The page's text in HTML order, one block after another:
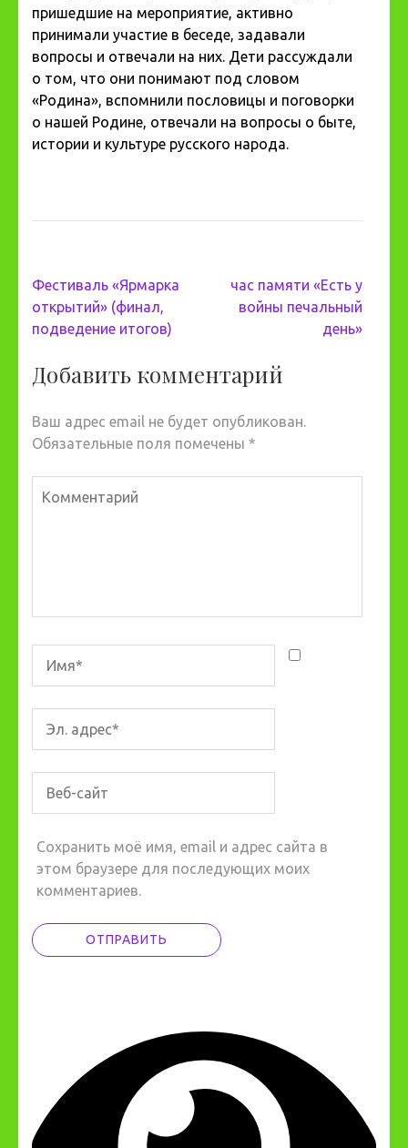
пришедшие на мероприятие, активно
принимали участие в беседе, задавали
вопросы и отвечали на них. Дети рассуждали
о том, что они понимают под словом
«Родина», вспомнили пословицы и поговорки
о нашей Родине, отвечали на вопросы о быте,
истории и культуре русского народа.
Навигация
по
записям
Фестиваль «Ярмарка
открытий» (финал,
подведение итогов)
час памяти «Есть у
войны печальный
день»
Добавить комментарий
Ваш адрес email не будет опубликован.
Обязательные поля помечены *
Сохранить моё имя, email и адрес сайта в
этом браузере для последующих моих
комментариев.